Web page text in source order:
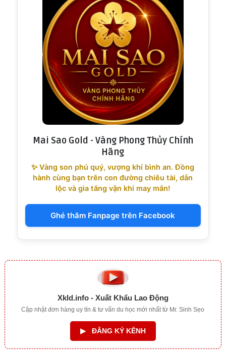
Mai Sao Gold - Vàng Phong Thủy Chính
Hãng
✨ Vàng son phú quý, vượng khí bình an. Đồng
hành cùng bạn trên con đường chiêu tài, dẫn
lộc và gia tăng vận khí may mắn!
Ghé thăm Fanpage trên Facebook
Xkld.info - Xuất Khẩu Lao Động
Cập nhật đơn hàng uy tín & tư vấn du học mới nhất từ Mr. Sinh Sẹo
▶ ĐĂNG KÝ KÊNH